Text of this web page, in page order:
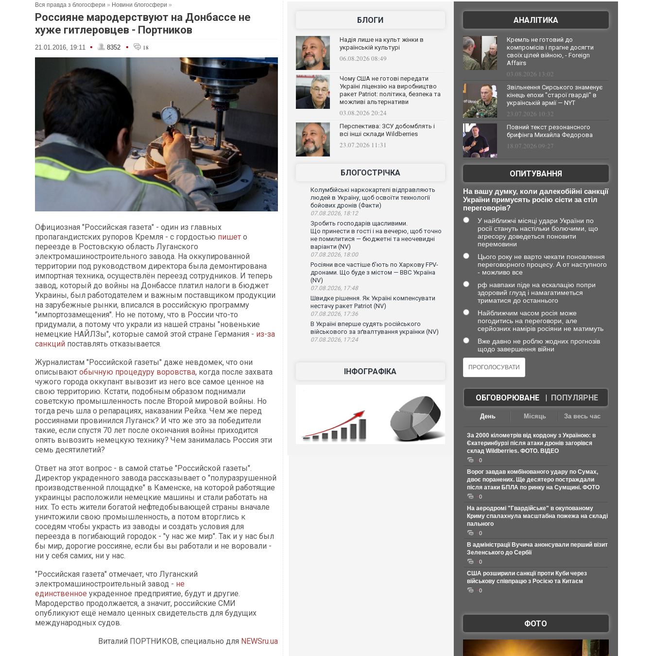
Вся правда з блогосфери » Новини блогосфери »
Россияне мародерствуют на Донбассе не
хуже гитлеровцев - Портников
21.01.2016, 19:11 • 8352 • 18
Официозная "Российская газета" - один из главных
пропагандистских рупоров Кремля - с гордостью пишет о
переезде в Ростовскую область Луганского
электромашиностроительного завода. На оккупированной
территории под руководством директора была демонтирована
импортная техника, осуществлён переезд сотрудников. И теперь
завод, который до войны на Донбассе платил налоги в бюджет
Украины, был работодателем и важным поставщиком продукции
на зарубежные рынки, вписался в российскую программу
"импортозамещения". Но не потому, что в России что-то
придумали, а потому что украли из нашей страны "новенькие
немецкие НАЙЛЗы", которые самой этой стране Германия - из-за
санкций поставлять отказывается.
Журналистам "Российской газеты" даже невдомек, что они
описывают обычную процедуру воровства, когда после захвата
чужого города оккупант вывозит из него все самое ценное на
свою территорию. Кстати, подобным образом поднимали
советскую промышленность после Второй мировой войны. Но
тогда речь шла о репарациях, наказании Рейха. Чем же перед
россиянами провинился Луганск? И что же это за победители
такие, если спустя 70 лет после окончания войны приходится
опять вывозить немецкую технику? Чем занималась Россия эти
семь десятилетий?
Ответ на этот вопрос - в самой статье "Российской газеты".
Директор украденного завода рассказывает о "полуразрушенной
производственной площадке" в Каменске, на которой работящие
украинцы расположили немецкие машины и стали работать на
них. То есть жители богатой нефтедобывающей страны вначале
уничтожили свою промышленность, а потом вторглись к
соседям чтобы украсть из заводы и создать условия для
переезда в погибающий городок - "у нас же мир". Так и у нас был
бы мир, дорогие россияне, если бы вы работали и не воровали -
ни у себя самих, ни у нас.
"Российская газета" отмечает, что Луганский
электромашиностроительный завод - не
единственное украденное предприятие, будут и другие.
Мародерство продолжается, а значит, российские СМИ
опубликуют ещё немало ценных свидетельств для будущих
международных судов.
Виталий ПОРТНИКОВ, специально для NEWSru.ua
БЛОГИ
Надія лише на культ жінки в
українській культурі
06.08.2026 08:49
Чому США не готові передати
Україні ліцензію на виробництво
ракет Patriot: політика, безпека та
можливі альтернативи
03.08.2026 20:24
Перспектива: ЗСУ добомблять і
всі інші склади Wildberries
23.07.2026 11:31
БЛОГОСТРІЧКА
Колумбійські наркокартелі відправляють
людей в Україну, щоб освоїти технології
бойових дронів (Факти)
07.08.2026, 18:12
Зробить господарів щасливими.
Що принести в гості і на вечерю, щоб точно
не помилитися — бюджетні та неочевидні
варіанти (NV)
07.08.2026, 18:00
Росіяни все частіше бʼють по Харкову FPV-
дронами. Що буде з містом — ВВС Україна
(NV)
07.08.2026, 17:48
Швидке рішення. Як Україні компенсувати
нестачу ракет Patriot (NV)
07.08.2026, 17:36
В Україні вперше судять російського
військового за зґвалтування українки (NV)
07.08.2026, 17:24
ІНФОГРАФІКА
АНАЛІТИКА
Кремль не готовий до
компромісів і прагне досягти
своїх цілей війною, - Foreign
Affairs
03.08.2026 13:02
Звільнення Сирського знаменує
кінець епохи "старої гвардії" в
українській армії — NYT
23.07.2026 10:32
Повний текст резонансного
брифінга Михайла Федорова
18.07.2026 09:27
ОПИТУВАННЯ
На вашу думку, коли далекобійні санкції
України примусять росію сісти за стіл
переговорів?
У найближчі місяці удари України по
росії стануть настільки болючими, що
агресору доведеться поновити
перемовини
Цього року не варто чекати поновлення
переговорного процесу. А от наступного
- можливо все
рф навпаки піде на ескалацію попри
здоровий глузд і намагатиметься
триматися до останнього
Найближчим часом росія може
погодитись на переговори, але
серйозних намірів росіяни не матимуть
Вже давно не роблю жодних прогнозів
щодо завершення війни
ОБГОВОРЮВАНЕ| ПОПУЛЯРНЕ
День Місяць За весь час
За 2000 кілометрів від кордону з Україною: в
Єкатеринбурзі після атаки дронів загорівся
склад Wildberries. ФОТО. ВІДЕО
0
Ворог завдав комбінованого удару по Сумах,
двоє поранених. Ще десятеро постраждали
після атаки БПЛА по ринку на Сумщині. ФОТО
0
На аеродромі "Гвардійське" в окупованому
Криму спалахнула масштабна пожежа на складі
пального
0
В адміністрації Вучича анонсували перший візит
Зеленського до Сербії
0
США розширили санкції проти Куби через
військову співпрацю з Росією та Китаєм
0
ФОТО